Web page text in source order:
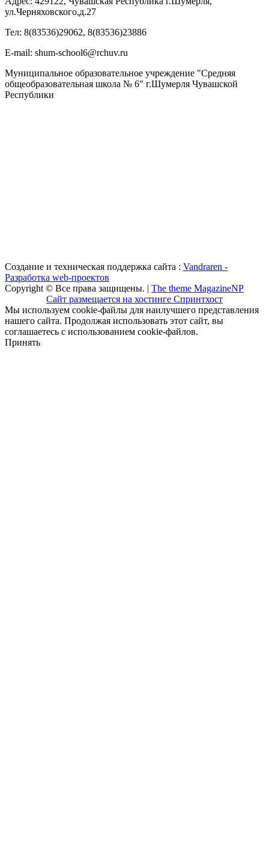
ул.Черняховского,д.27
Тел: 8(83536)29062, 8(83536)23886
Е-mail: shum-school6@rchuv.ru
Муниципальное образовательное учреждение "Средняя
общеобразовательная школа № 6" г.Шумерля Чувашской
Республики
Создание и техническая поддержка сайта : Vandraren -
Разработка web-проектов
Copyright © Все права защищены. | The theme MagazineNP
Сайт размещается на хостинге Спринтхост
Мы используем cookie-файлы для наилучшего представления
нашего сайта. Продолжая использовать этот сайт, вы
соглашаетесь с использованием cookie-файлов.
Принять